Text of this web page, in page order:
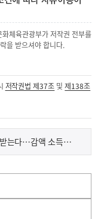
체육관광부가 저작권 전부를
을 받으셔야 합니다.
저작권법 제37조 및제138조
월소득 519만 원 안되면 노령연금 전액 받는다…감액 소득기준 상향